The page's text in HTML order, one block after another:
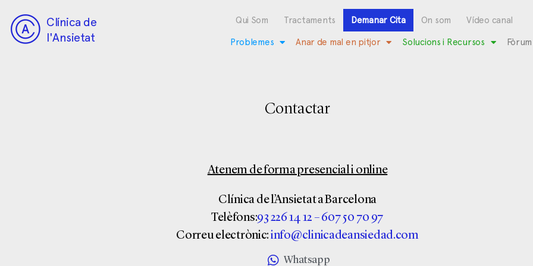
Clínica de
l'Ansietat
Qui Som Tractaments Demanar Cita On som Vídeo canal
Problemes Anar de mal en pitjor Solucions i Recursos Fòrum
Contactar
Atenem de forma presencial i online
Clínica de l’Ansietat a Barcelona
Telèfons:93 226 14 12 – 607 50 70 97
Correu electrònic: info@clinicadeansiedad.com
Whatsapp